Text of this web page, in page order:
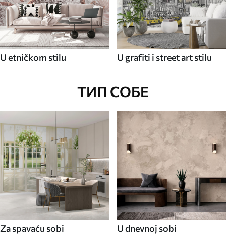
U etničkom stilu U grafiti i street art stilu
ТИП СОБЕ
Za spavaću sobi U dnevnoj sobi